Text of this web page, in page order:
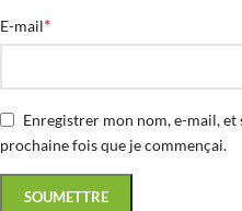
E-mail*
Enregistrer mon nom, e-mail,
prochaine fois que je commençai.